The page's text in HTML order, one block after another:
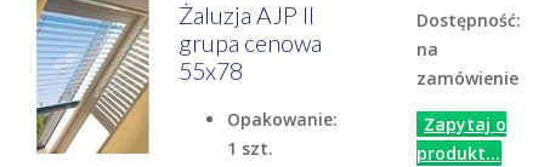
Żaluzja AJP II
grupa cenowa
55x78
Opakowanie:
1 szt.
Dostępność:
na
zamówienie
Zapytaj o
produkt...